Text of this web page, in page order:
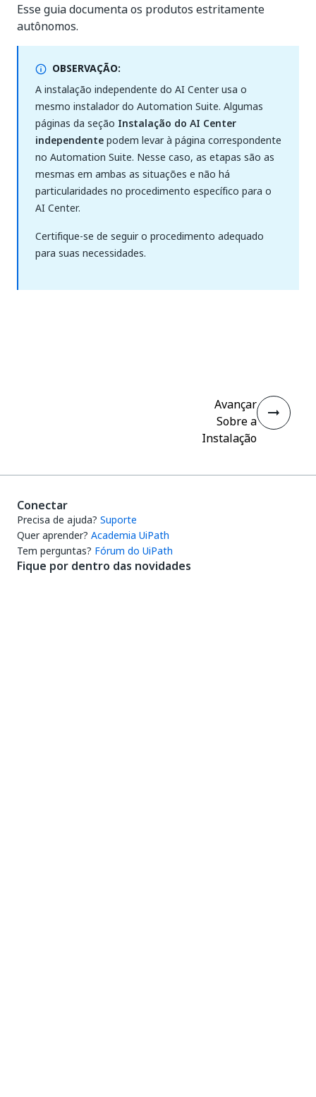
Esse guia documenta os produtos estritamente
autônomos.
OBSERVAÇÃO:
A instalação independente do AI Center usa o
mesmo instalador do Automation Suite. Algumas
páginas da seção Instalação do AI Center
independentepodem levar à página correspondente
no Automation Suite. Nesse caso, as etapas são as
mesmas em ambas as situações e não há
particularidades no procedimento específico para o
AI Center.
Certifique-se de seguir o procedimento adequado
para suas necessidades.
Avançar
Sobre a
Instalação
Conectar
Precisa de ajuda? Suporte
Quer aprender? Academia UiPath
Tem perguntas? Fórum do UiPath
Fique por dentro das novidades